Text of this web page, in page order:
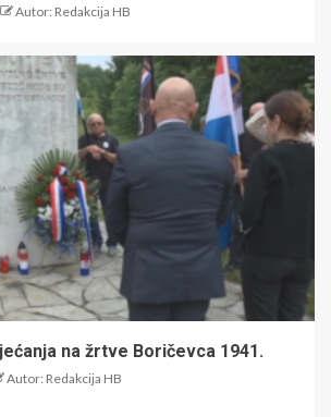
Autor: Redakcija HB
na žrtve Boričevca 1941.
Autor: Redakcija HB